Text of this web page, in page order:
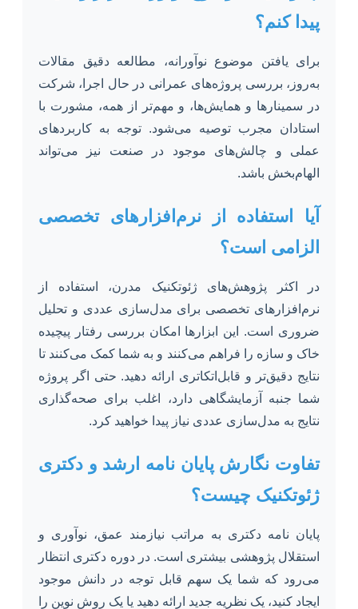
پیدا کنم؟
برای یافتن موضوع نوآورانه، مطالعه دقیق مقالات
به‌روز، بررسی پروژه‌های عمرانی در حال اجرا، شرکت
در سمینارها و همایش‌ها، و مهم‌تر از همه، مشورت با
استادان مجرب توصیه می‌شود. توجه به کاربردهای
عملی و چالش‌های موجود در صنعت نیز می‌تواند
الهام‌بخش باشد.
آیا استفاده از نرم‌افزارهای تخصصی
الزامی است؟
در اکثر پژوهش‌های ژئوتکنیک مدرن، استفاده از
نرم‌افزارهای تخصصی برای مدل‌سازی عددی و تحلیل
ضروری است. این ابزارها امکان بررسی رفتار پیچیده
خاک و سازه را فراهم می‌کنند و به شما کمک می‌کنند تا
نتایج دقیق‌تر و قابل‌اتکاتری ارائه دهید. حتی اگر پروژه
شما جنبه آزمایشگاهی دارد، اغلب برای صحه‌گذاری
نتایج به مدل‌سازی عددی نیاز پیدا خواهید کرد.
تفاوت نگارش پایان نامه ارشد و دکتری
ژئوتکنیک چیست؟
پایان نامه دکتری به مراتب نیازمند عمق، نوآوری و
استقلال پژوهشی بیشتری است. در دوره دکتری انتظار
می‌رود که شما یک سهم قابل توجه در دانش موجود
ایجاد کنید، یک نظریه جدید ارائه دهید یا یک روش نوین را